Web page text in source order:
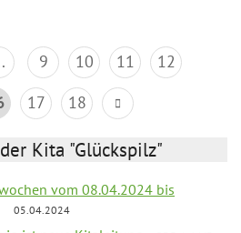
9 10 11
12
17 18
Kita "Glückspilz"
vom 08.04.2024 bis
05.04.2024